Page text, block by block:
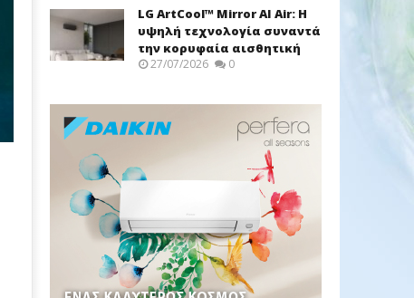
LG ArtCool™ Mirror AI Air: Η
υψηλή τεχνολογία συναντά
την κορυφαία αισθητική
27/07/2026 0